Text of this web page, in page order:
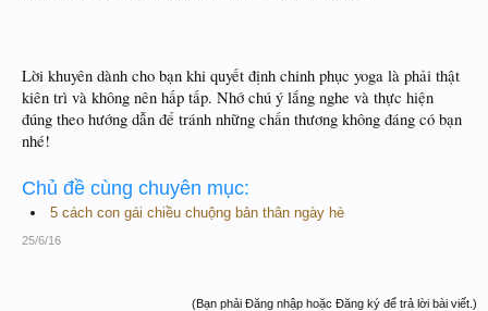
Lời khuyên dành cho bạn khi quyết định chinh phục yoga là phải thật
kiên trì và không nên hấp tấp. Nhớ chú ý lắng nghe và thực hiện
đúng theo hướng dẫn để tránh những chấn thương không đáng có bạn
nhé!
Chủ đề cùng chuyên mục:
5 cách con gái chiều chuộng bản thân ngày hè
25/6/16
(Bạn phải Đăng nhập hoặc Đăng ký để trả lời bài viết.)